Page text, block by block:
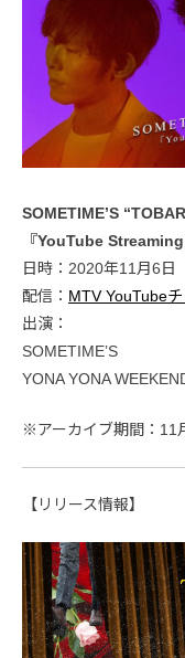
SOMETIME’S
『YouTube
日時：2020年11月6日
配信： MTV YouTube
出演：
SOMETIME’S
YONA YONA
※アーカイブ期間：11
【リリース情報】